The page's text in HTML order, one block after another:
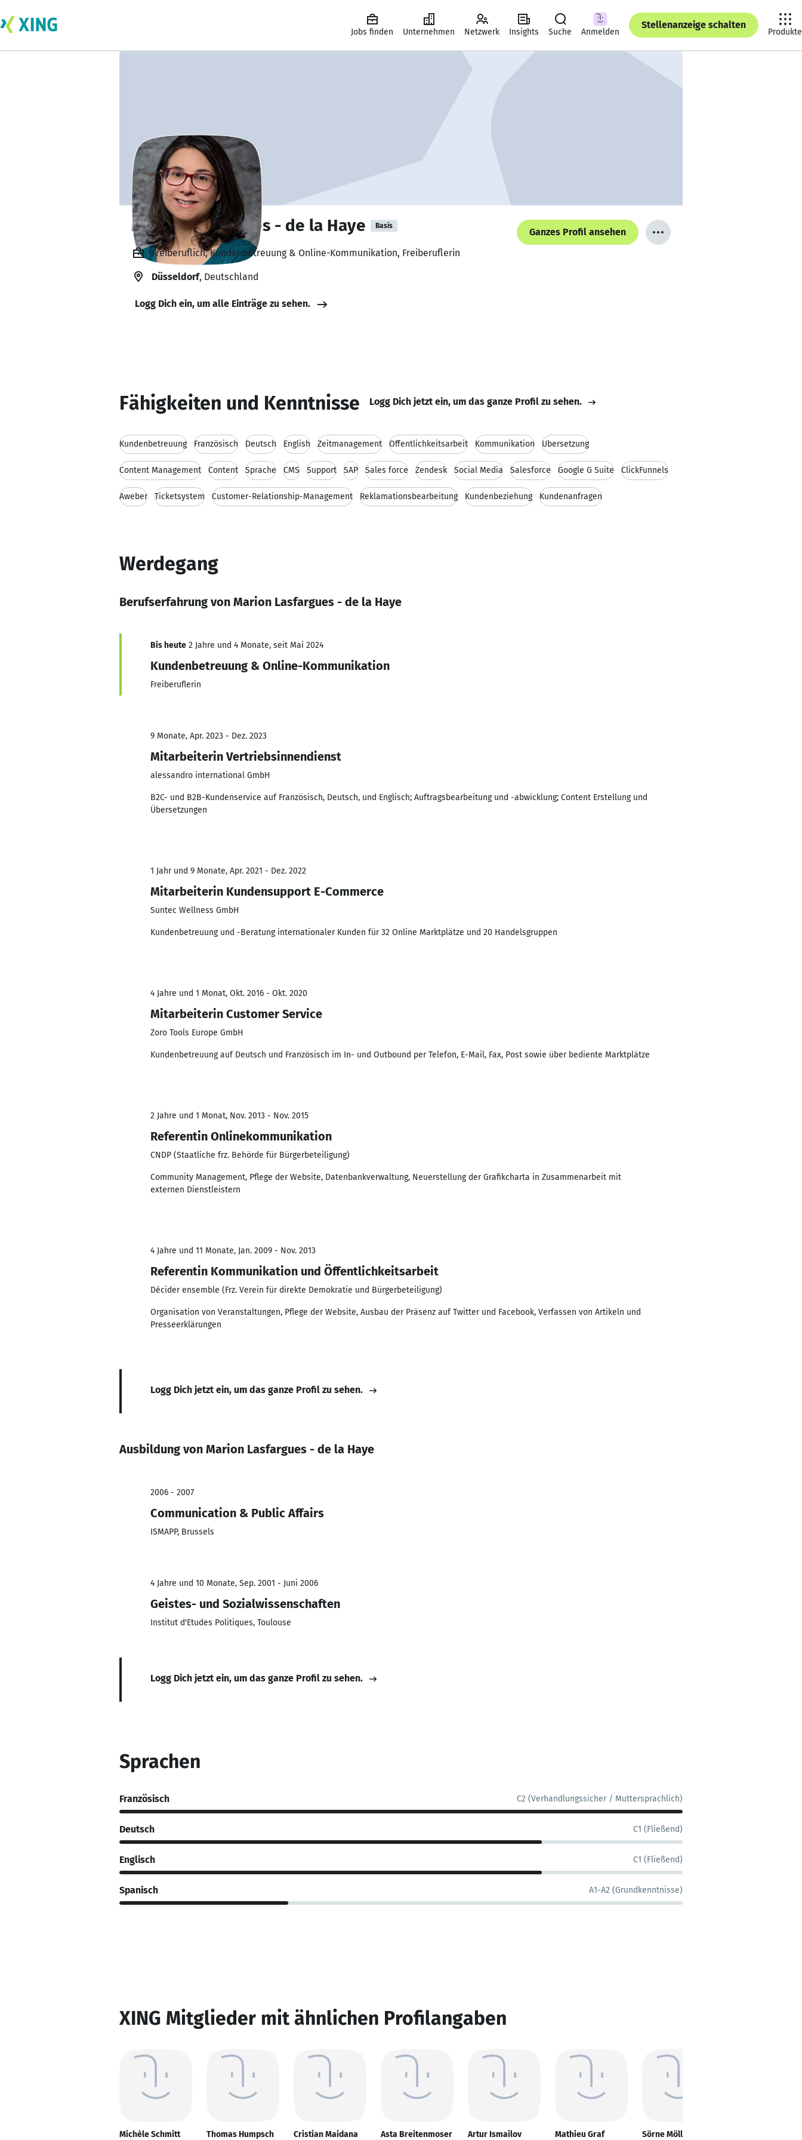
Jobs finden Unternehmen Netzwerk Insights Suche Anmelden
Stellenanzeige schalten
Produkte
Marion Lasfargues - de la Haye Basis
Ganzes Profil ansehen
Freiberuflich, Kundenbetreuung & Online-Kommunikation, Freiberuflerin
Düsseldorf, Deutschland
Logg Dich ein, um alle Einträge zu sehen.
Fähigkeiten und Kenntnisse Logg Dich jetzt ein, um das ganze Profil zu sehen.
Kundenbetreuung Französisch Deutsch English Zeitmanagement Öffentlichkeitsarbeit Kommunikation Übersetzung
Content Management Content Sprache CMS Support SAP Sales force Zendesk Social Media Salesforce Google G Suite ClickFunnels
Aweber Ticketsystem Customer-Relationship-Management Reklamationsbearbeitung Kundenbeziehung Kundenanfragen
Werdegang
Berufserfahrung von Marion Lasfargues - de la Haye
Bis heute 2 Jahre und 4 Monate, seit Mai 2024
Kundenbetreuung & Online-Kommunikation
Freiberuflerin
9 Monate, Apr. 2023 - Dez. 2023
Mitarbeiterin Vertriebsinnendienst
alessandro international GmbH
B2C- und B2B-Kundenservice auf Französisch, Deutsch, und Englisch; Auftragsbearbeitung und -abwicklung; Content Erstellung und
Übersetzungen
1 Jahr und 9 Monate, Apr. 2021 - Dez. 2022
Mitarbeiterin Kundensupport E-Commerce
Suntec Wellness GmbH
Kundenbetreuung und -Beratung internationaler Kunden für 32 Online Marktplätze und 20 Handelsgruppen
4 Jahre und 1 Monat, Okt. 2016 - Okt. 2020
Mitarbeiterin Customer Service
Zoro Tools Europe GmbH
Kundenbetreuung auf Deutsch und Französisch im In- und Outbound per Telefon, E-Mail, Fax, Post sowie über bediente Marktplätze
2 Jahre und 1 Monat, Nov. 2013 - Nov. 2015
Referentin Onlinekommunikation
CNDP (Staatliche frz. Behörde für Bürgerbeteiligung)
Community Management, Pflege der Website, Datenbankverwaltung, Neuerstellung der Grafikcharta in Zusammenarbeit mit
externen Dienstleistern
4 Jahre und 11 Monate, Jan. 2009 - Nov. 2013
Referentin Kommunikation und Öffentlichkeitsarbeit
Décider ensemble (Frz. Verein für direkte Demokratie und Bürgerbeteiligung)
Organisation von Veranstaltungen, Pflege der Website, Ausbau der Präsenz auf Twitter und Facebook, Verfassen von Artikeln und
Presseerklärungen
Logg Dich jetzt ein, um das ganze Profil zu sehen.
Ausbildung von Marion Lasfargues - de la Haye
2006 - 2007
Communication & Public Affairs
ISMAPP, Brussels
4 Jahre und 10 Monate, Sep. 2001 - Juni 2006
Geistes- und Sozialwissenschaften
Institut d'Etudes Politiques, Toulouse
Logg Dich jetzt ein, um das ganze Profil zu sehen.
Sprachen
Französisch C2 (Verhandlungssicher / Muttersprachlich)
Deutsch C1 (Fließend)
Englisch C1 (Fließend)
Spanisch A1-A2 (Grundkenntnisse)
XING Mitglieder mit ähnlichen Profilangaben
Michèle Schmitt Thomas Humpsch Cristian Maidana Asta Breitenmoser Artur Ismailov Mathieu Graf
Sörne Möller